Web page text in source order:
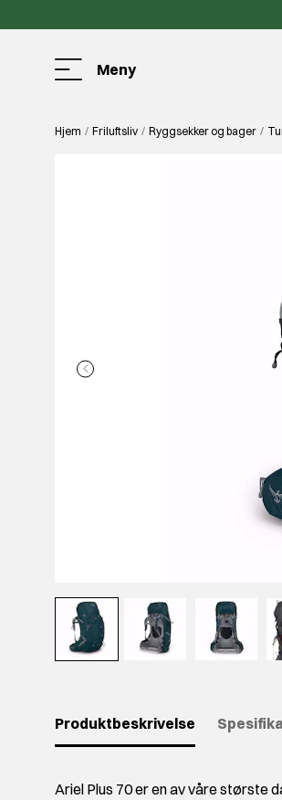
Meny
Hjem Friluftsliv Ryggsekker og bager
Produktbeskrivelse
Ariel Plus 70 er en av våre største